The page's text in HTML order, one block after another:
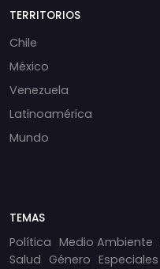
TERRITORIOS
Chile
México
Venezuela
Latinoamérica
Mundo
TEMAS
Política Medio Ambiente
Salud Género Especiales